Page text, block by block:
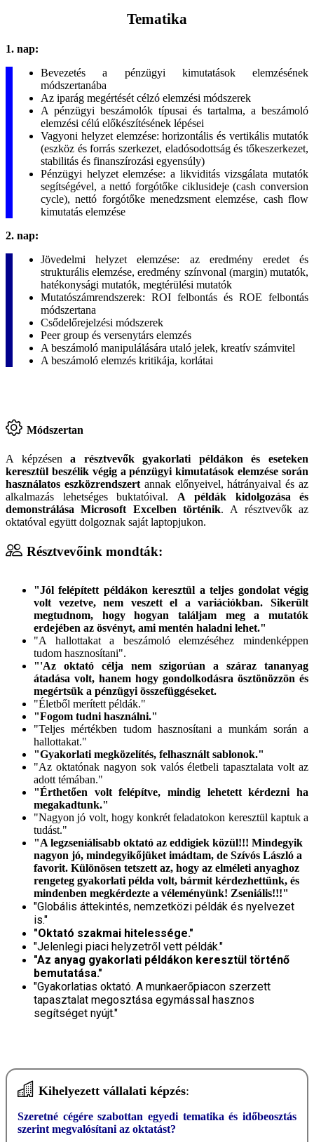
Tematika
1. nap:
Bevezetés a pénzügyi kimutatások elemzésének
módszertanába
Az iparág megértését célzó elemzési módszerek
A pénzügyi beszámolók típusai és tartalma, a beszámoló
elemzési célú előkészítésének lépései
Vagyoni helyzet elemzése: horizontális és vertikális mutatók
(eszköz és forrás szerkezet, eladósodottság és tőkeszerkezet,
stabilitás és finanszírozási egyensúly)
Pénzügyi helyzet elemzése: a likviditás vizsgálata mutatók
segítségével, a nettó forgótőke ciklusideje (cash conversion
cycle), nettó forgótőke menedzsment elemzése, cash flow
kimutatás elemzése
2. nap:
Jövedelmi helyzet elemzése: az eredmény eredet és
strukturális elemzése, eredmény színvonal (margin) mutatók,
hatékonysági mutatók, megtérülési mutatók
Mutatószámrendszerek: ROI felbontás és ROE felbontás
módszertana
Csődelőrejelzési módszerek
Peer group és versenytárs elemzés
A beszámoló manipulálására utaló jelek, kreatív számvitel
A beszámoló elemzés kritikája, korlátai
Módszertan
A képzésena résztvevők gyakorlati példákon és eseteken
keresztül beszélik végig a pénzügyi kimutatások elemzése során
használatos eszközrendszertannak előnyeivel, hátrányaival és az
alkalmazás lehetséges buktatóival. A példák kidolgozása és
demonstrálása Microsoft Excelben történik. A résztvevők az
oktatóval együtt dolgoznak saját laptopjukon.
Résztvevőink mondták:
"Jól felépített példákon keresztül a teljes gondolat végig
volt vezetve, nem veszett el a variációkban. Sikerült
megtudnom, hogy hogyan találjam meg a mutatók
erdejében az ösvényt, ami mentén haladni lehet."
"A hallottakat a beszámoló elemzéséhez mindenképpen
tudom hasznosítani".
"'Az oktató célja nem szigorúan a száraz tananyag
átadása volt, hanem hogy gondolkodásra ösztönözzön és
megértsük a pénzügyi összefüggéseket.
"Életből merített példák."
"Fogom tudni használni."
"Teljes mértékben tudom hasznosítani a munkám során a
hallottakat."
"Gyakorlati megközelítés, felhasznált sablonok."
"Az oktatónak nagyon sok valós életbeli tapasztalata volt az
adott témában."
"Érthetően volt felépítve, mindig lehetett kérdezni ha
megakadtunk."
"Nagyon jó volt, hogy konkrét feladatokon keresztül kaptuk a
tudást."
"A legzseniálisabb oktató az eddigiek közül!!! Mindegyik
nagyon jó, mindegyikőjüket imádtam, de Szívós László a
favorit. Különösen tetszett az, hogy az elméleti anyaghoz
rengeteg gyakorlati példa volt, bármit kérdezhettünk, és
mindenben megkérdezte a véleményünk! Zseniális!!!"
"Globális áttekintés, nemzetközi példák és nyelvezet
is."
"Oktató szakmai hitelessége."
"Jelenlegi piaci helyzetről vett példák."
"Az anyag gyakorlati példákon keresztül történő
bemutatása."
"Gyakorlatias oktató. A munkaerőpiacon szerzett
tapasztalat megosztása egymással hasznos
segítséget nyújt."
Kihelyezett vállalati képzés:
Szeretné cégére szabottan egyedi tematika és időbeosztás
szerint megvalósítani az oktatást?